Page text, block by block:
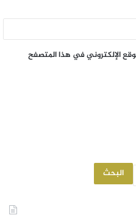
الإلكتروني في هذا المتصفح
البحث